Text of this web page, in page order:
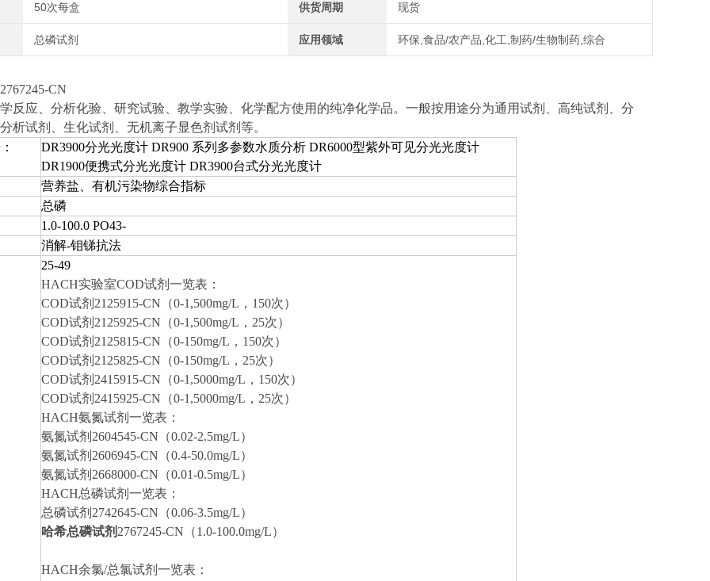
50次每盒 供货周期 现货
总磷试剂 应用领域 环保,食品/农产品,化工,制药/生物制药,综合
2767245-CN
反应、分析化验、研究试验、教学实验、化学配方使用的纯净化学品。一般按用途分为通用试剂、高纯试剂、分
析试剂、生化试剂、无机离子显色剂试剂等。
DR3900分光光度计 DR900 系列多参数水质分析 DR6000型紫外可见分光光度计
DR1900便携式分光光度计 DR3900台式分光光度计
营养盐、有机污染物综合指标
总磷
1.0-100.0 PO43-
消解-钼锑抗法
25-49
HACH实验室COD试剂一览表：
COD试剂2125915-CN（0-1,500mg/L，150次）
COD试剂2125925-CN（0-1,500mg/L，25次）
COD试剂2125815-CN（0-150mg/L，150次）
COD试剂2125825-CN（0-150mg/L，25次）
COD试剂2415915-CN（0-1,5000mg/L，150次）
COD试剂2415925-CN（0-1,5000mg/L，25次）
HACH氨氮试剂一览表：
氨氮试剂2604545-CN（0.02-2.5mg/L）
氨氮试剂2606945-CN（0.4-50.0mg/L）
氨氮试剂2668000-CN（0.01-0.5mg/L）
HACH总磷试剂一览表：
总磷试剂2742645-CN（0.06-3.5mg/L）
哈希总磷试剂 2767245-CN（1.0-100.0mg/L）
HACH余氯/总氯试剂一览表：